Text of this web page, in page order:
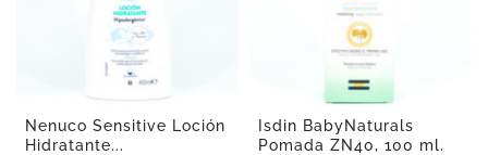
Nenuco Sensitive Loción
Hidratante...
Isdin BabyNaturals
Pomada ZN40, 100 ml.